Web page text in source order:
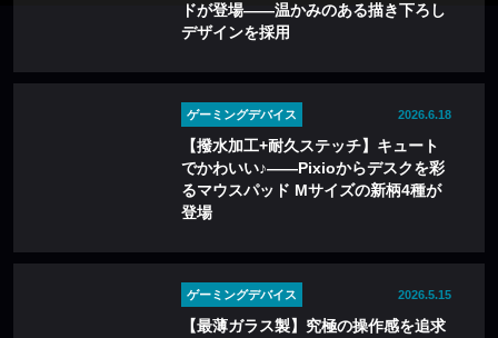
ドが登場——温かみのある描き下ろし
デザインを採用
ゲーミングデバイス 2026.6.18
【撥水加工+耐久ステッチ】キュート
でかわいい♪――Pixioからデスクを彩
るマウスパッド Mサイズの新柄4種が
登場
ゲーミングデバイス 2026.5.15
【最薄ガラス製】究極の操作感を追求